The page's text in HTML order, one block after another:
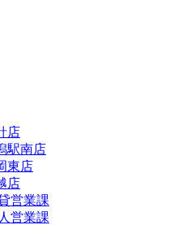
店
駅南店
東店
店
営業課
営業課